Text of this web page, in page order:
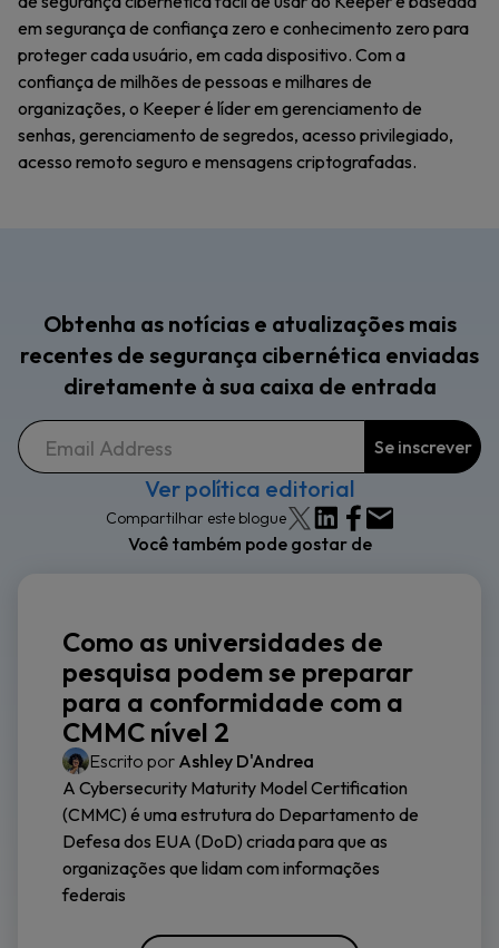
em segurança de confiança zero e conhecimento zero para
proteger cada usuário, em cada dispositivo. Com a
confiança de milhões de pessoas e milhares de
organizações, o Keeper é líder em gerenciamento de
senhas, gerenciamento de segredos, acesso privilegiado,
acesso remoto seguro e mensagens criptografadas.
Obtenha as notícias e atualizações mais
recentes de segurança cibernética enviadas
diretamente à sua caixa de entrada
Ver política editorial
Compartilhar este blogue
Você também pode gostar de
Como as universidades de
pesquisa podem se preparar
para a conformidade com a
CMMC nível 2
Escrito por Ashley D'Andrea
A Cybersecurity Maturity Model Certification
(CMMC) é uma estrutura do Departamento de
Defesa dos EUA (DoD) criada para que as
organizações que lidam com informações
federais